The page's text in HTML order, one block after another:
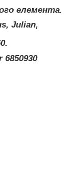
елемента.
Julian,
6850930